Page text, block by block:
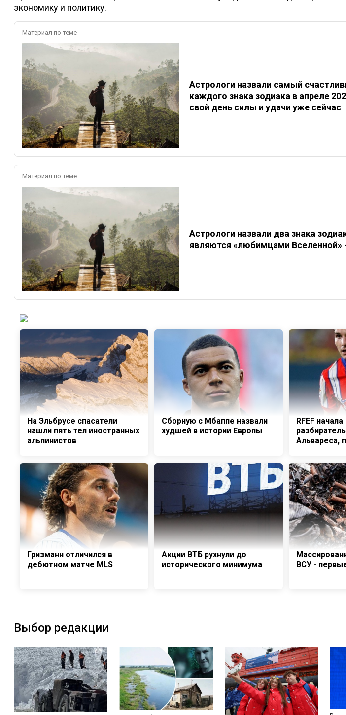
экономику и политику.
Материал по теме
Астрологи назвали самый
каждого знака зодиака в апреле
свой день силы и удачи уже сейчас
Материал по теме
Астрологи назвали два знака
являются «любимцами Вселенной»
На Эльбрусе спасатели
нашли пять тел иностранных
альпинистов
Сборную с Мбаппе назвали
худшей в истории Европы
RFEF начала
Альвареса,
Гризманн отличился в
дебютном матче MLS
Акции ВТБ рухнули до
исторического минимума
ВСУ -
Выбор редакции